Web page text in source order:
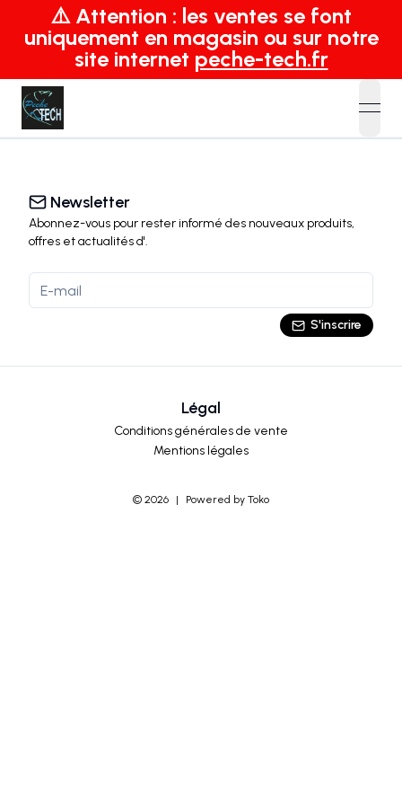
⚠️ Attention : les ventes se font
uniquement en magasin ou sur notre
site internet peche-tech.fr
Newsletter
Abonnez-vous pour rester informé des nouveaux produits,
offres et actualitésd'.
S'inscrire
Légal
Conditions générales de vente
Mentions légales
© 2026 | Powered by Toko